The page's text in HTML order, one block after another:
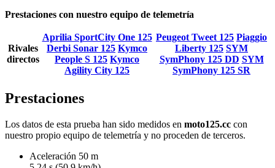
Prestaciones con nuestro equipo de telemetría
Rivales
directos
Aprilia SportCity One 125
Derbi Sonar 125 Kymco
People S 125 Kymco
Agility City 125
Peugeot Tweet 125 Piaggio
Liberty 125 SYM
SymPhony 125 DD SYM
SymPhony 125 SR
Prestaciones
Los datos de esta prueba han sido medidos en moto125.cc con
nuestro propio equipo de telemetría y no proceden de terceros.
Aceleración 50 m